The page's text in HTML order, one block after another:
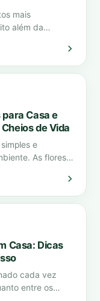
mais
além da
Casa e
de Vida
e
As flores
Casa: Dicas
cada vez
entre os